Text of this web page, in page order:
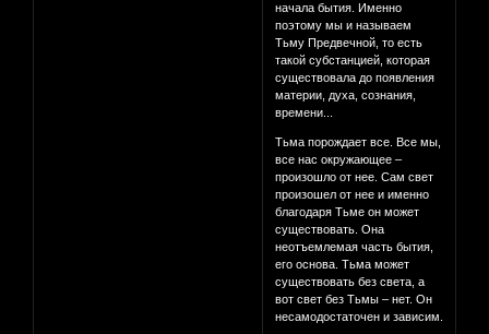
начала бытия. Именно
поэтому мы и называем
Тьму Предвечной, то есть
такой субстанцией, которая
существовала до появления
материи, духа, сознания,
времени...
Тьма порождает все. Все мы,
все нас окружающее –
произошло от нее. Сам свет
произошел от нее и именно
благодаря Тьме он может
существовать. Она
неотъемлемая часть бытия,
его основа. Тьма может
существовать без света, а
вот свет без Тьмы – нет. Он
несамодостаточен и зависим.